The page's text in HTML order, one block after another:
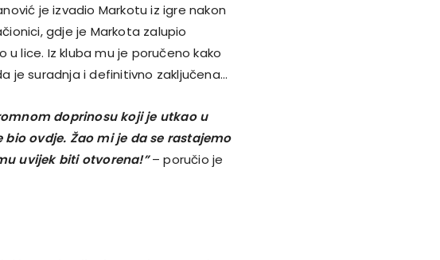
je izvadio Markotu iz igre nakon
gdje je Markota zalupio
lice. Iz kluba mu je poručeno kako
je suradnja i definitivno zaključena…
doprinosu koji je utkao u
ovdje. Žao mi je da se rastajemo
uvijek biti otvorena!” – poručio je